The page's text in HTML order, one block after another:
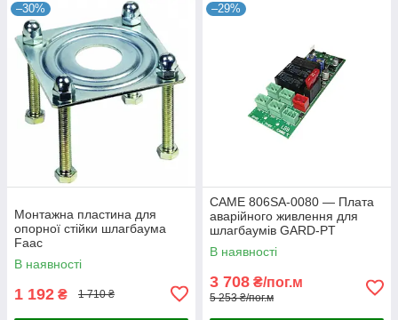
–30%
Монтажна пластина для
опорної стійки шлагбаума
Faac
В наявності
1 192 ₴ 1 710 ₴
–29%
CAME 806SA-0080 — Плата
аварійного живлення для
шлагбаумів GARD-PT
В наявності
3 708 ₴/пог.м
5 253 ₴/пог.м